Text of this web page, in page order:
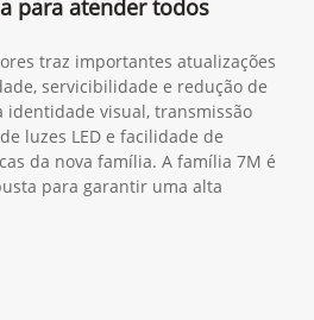
para atender todos
traz importantes atualizações
servicibilidade e redução de
identidade visual, transmissão
luzes LED e facilidade de
da nova família. A família 7M é
para garantir uma alta